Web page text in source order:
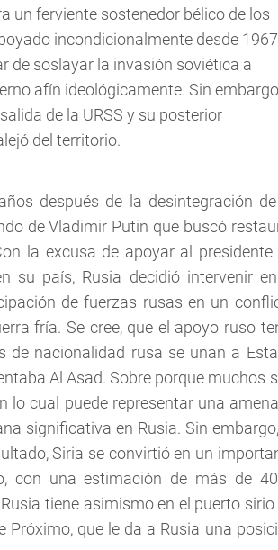
un ferviente sostenedor bélico de los
incondicionalmente desde 1967
de soslayar la invasión soviética a
afín ideológicamente. Sin
de la URSS y su posterior
del territorio.
después de la desintegración
de Vladimir Putin que buscó
la excusa de apoyar al presidente
su país, Rusia decidió intervenir en
de fuerzas rusas en un
fría. Se cree, que el apoyo ruso
de nacionalidad rusa se unan a
Al Asad. Sobre porque muchos
lo cual puede representar una
significativa en Rusia. Sin
Siria se convirtió en un
con una estimación de más de
tiene asimismo en el puerto sirio
que le da a Rusia una